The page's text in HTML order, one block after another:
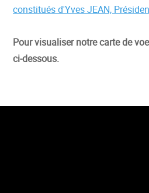
constitués d'Yves JEAN,
Pour visualiser notre carte de
ci-dessous.